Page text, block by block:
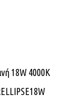
18W 4000K